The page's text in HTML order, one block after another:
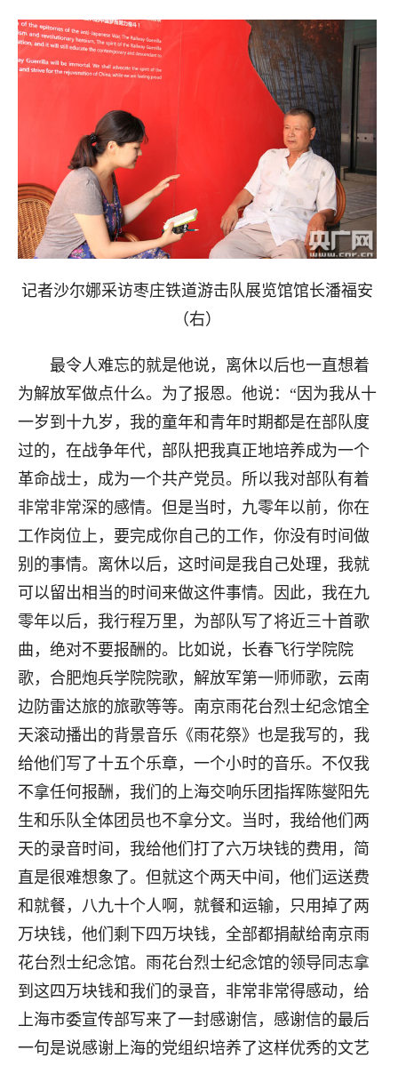
记者沙尔娜采访枣庄铁道游击队展览馆馆长潘福安
（右）
最令人难忘的就是他说，离休以后也一直想着
为解放军做点什么。为了报恩。他说：“因为我从十
一岁到十九岁，我的童年和青年时期都是在部队度
过的，在战争年代，部队把我真正地培养成为一个
革命战士，成为一个共产党员。所以我对部队有着
非常非常深的感情。但是当时，九零年以前，你在
工作岗位上，要完成你自己的工作，你没有时间做
别的事情。离休以后，这时间是我自己处理，我就
可以留出相当的时间来做这件事情。因此，我在九
零年以后，我行程万里，为部队写了将近三十首歌
曲，绝对不要报酬的。比如说，长春飞行学院院
歌，合肥炮兵学院院歌，解放军第一师师歌，云南
边防雷达旅的旅歌等等。南京雨花台烈士纪念馆全
天滚动播出的背景音乐《雨花祭》也是我写的，我
给他们写了十五个乐章，一个小时的音乐。不仅我
不拿任何报酬，我们的上海交响乐团指挥陈燮阳先
生和乐队全体团员也不拿分文。当时，我给他们两
天的录音时间，我给他们打了六万块钱的费用，简
直是很难想象了。但就这个两天中间，他们运送费
和就餐，八九十个人啊，就餐和运输，只用掉了两
万块钱，他们剩下四万块钱，全部都捐献给南京雨
花台烈士纪念馆。雨花台烈士纪念馆的领导同志拿
到这四万块钱和我们的录音，非常非常得感动，给
上海市委宣传部写来了一封感谢信，感谢信的最后
一句是说感谢上海的党组织培养了这样优秀的文艺